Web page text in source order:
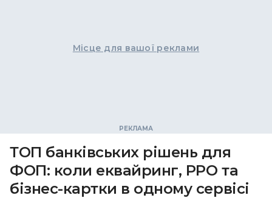
Місце для вашої реклами
ТОП банківських рішень для
ФОП: коли еквайринг, РРО та
бізнес-картки в одному сервісі